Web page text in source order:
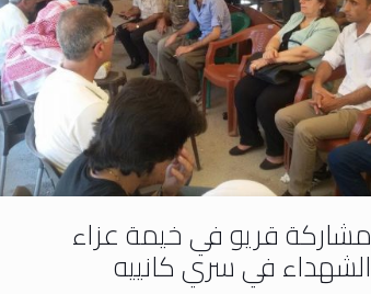
مشاركة قريو في خيمة عزاء
الشهداء في سري كانييه